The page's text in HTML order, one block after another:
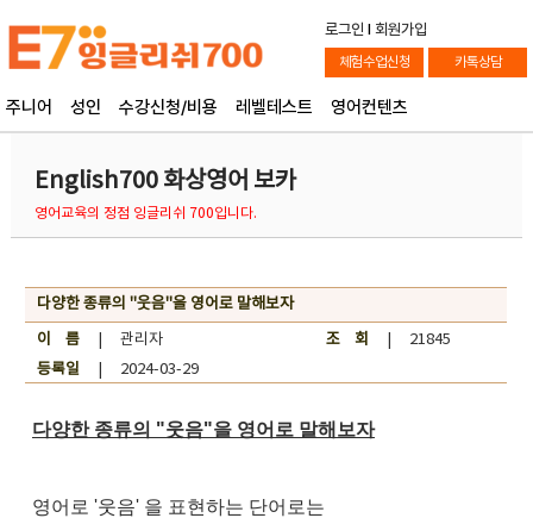
로그인 l 회원가입
체험수업신청 카톡상담
주니어 성인 수강신청/비용 레벨테스트 영어컨텐츠
English700 화상영어 보카
영어교육의 정점 잉글리쉬 700입니다.
다양한 종류의 "웃음"을 영어로 말해보자
이 름| 관리자 조 회
| 21845
등록일| 2024-03-29
다양한 종류의 "웃음"을 영어로 말해보자
영어로 '웃음' 을 표현하는 단어로는